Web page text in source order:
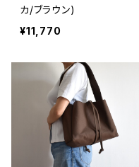
カ/ブラウン)
¥11,770